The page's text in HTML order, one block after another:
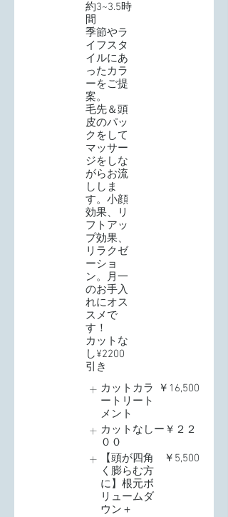
約3~3.5時
間
季節やラ
イフスタ
イルにあ
ったカラ
ーをご提
案。
毛先＆頭
皮のパッ
クをして
マッサー
ジをしな
がらお流
ししま
す。小顔
効果、リ
フトアッ
プ効果、
リラクゼ
ーショ
ン。月一
のお手入
れにオス
スメで
す！
カットな
し¥2200
引き
カットカラ
ートリート
メント
￥16,500
カットなしー￥２２
００
【頭が四角
く膨らむ方
に】根元ボ
リュームダ
ウン＋
￥5,500